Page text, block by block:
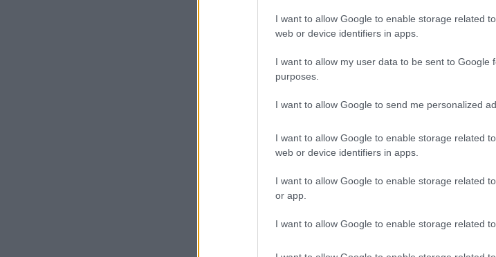
I want to allow Google to enable storage related
web or device identifiers in apps.
I want to allow my user data to be sent to Google
purposes.
I want to allow Google to send me personalized
I want to allow Google to enable storage related
web or device identifiers in apps.
I want to allow Google to enable storage related
or app.
I want to allow Google to enable storage related